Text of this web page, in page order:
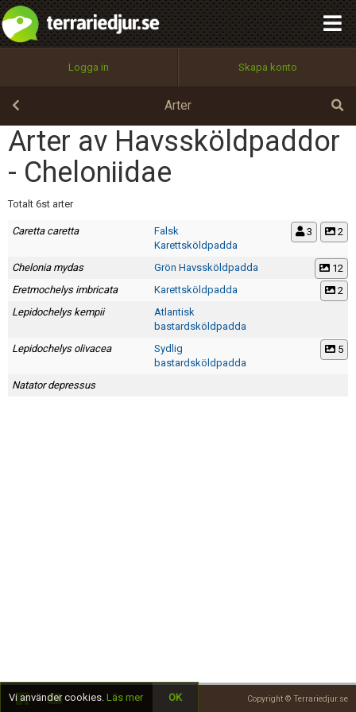
Logga in Skapa konto
Arter
Arter av Havssköldpaddor
- Cheloniidae
Totalt 6st arter
Caretta caretta
Falsk
Karettsköldpadda
2
3
Chelonia mydas Grön Havssköldpadda
12
Eretmochelys imbricata
Karettsköldpadda
2
Lepidochelys kempii
Atlantisk
bastardsköldpadda
Lepidochelys olivacea
Sydlig
bastardsköldpadda
5
Natator depressus
Copyright © Terrariedjur.se
Utför
100%
OK
integritetspolicy
Namn:
Epost:
Användarnamn:
Terms of Service
Skapa konto
Begär nytt lösenord
Tillbaka till förstasidan
Vi använder cookies. Läs mer OK